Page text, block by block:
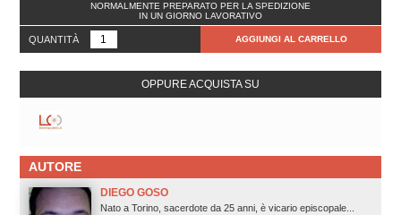
NORMALMENTE PREPARATO PER LA SPEDIZIONE
IN UN GIORNO LAVORATIVO
QUANTITÀ AGGIUNGI AL CARRELLO
OPPURE ACQUISTA SU
AUTORE
DIEGO GOSO
Nato a Torino, sacerdote da 25 anni, è vicario episcopale...